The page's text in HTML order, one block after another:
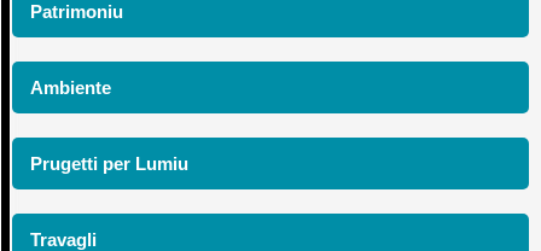
Patrimoniu
Ambiente
Prugetti per Lumiu
Travagli